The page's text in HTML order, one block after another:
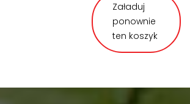
Załaduj
ponownie
ten koszyk